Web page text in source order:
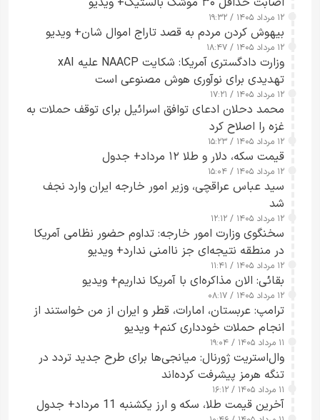
۱۲ مرداد ۱۴۰۵ / ۱۹:۳۲
بیهوش کردن مردم به قصد تاراج اموال شان+ ویدیو
۱۲ مرداد ۱۴۰۵ / ۱۸:۴۷
وزارت دادگستری آمریکا: شکایت NAACP علیه xAI
تهدیدی برای نوآوری هوش مصنوعی است
۱۲ مرداد ۱۴۰۵ / ۱۷:۲۱
محمد دحلان ادعای توافق اسرائیل برای توقف حملات به
غزه را اصلاح کرد
۱۲ مرداد ۱۴۰۵ / ۱۵:۲۳
قیمت سکه، دلار و طلا ۱۲ مرداد+ جدول
۱۲ مرداد ۱۴۰۵ / ۱۵:۰۴
سید عباس عراقچی، وزیر امور خارجه ایران وارد نجف
شد
۱۲ مرداد ۱۴۰۵ / ۱۲:۱۲
سخنگوی وزارت امور خارجه: تداوم حضور نظامی آمریکا
در منطقه نتیجه‌ای جز ناامنی ندارد+ ویدیو
۱۲ مرداد ۱۴۰۵ / ۱۱:۴۱
بقائی: الان مذاکره‌ای با آمریکا نداریم+ ویدیو
۱۲ مرداد ۱۴۰۵ / ۰۸:۱۷
ترامپ: عربستان، امارات، قطر و ایران از من خواستند از
انجام حملات خودداری کنم+ ویدیو
۱۱ مرداد ۱۴۰۵ / ۱۹:۰۴
وال‌استریت ژورنال: میانجی‌ها برای طرح جدید تردد در
تنگه هرمز پیشرفت کرده‌اند
۱۱ مرداد ۱۴۰۵ / ۱۶:۱۲
آخرین قیمت طلا، سکه و ارز یکشنبه 11 مرداد+ جدول